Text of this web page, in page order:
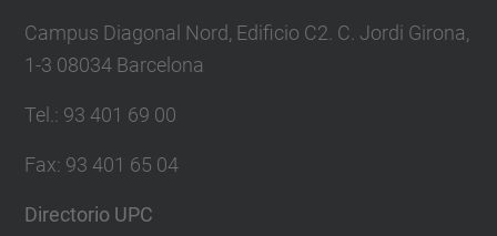
Campus Diagonal Nord, Edificio C2. C. Jordi Girona,
1-3 08034 Barcelona
Tel. : 93 401 69 00
Fax: 93 401 65 04
Directorio UPC